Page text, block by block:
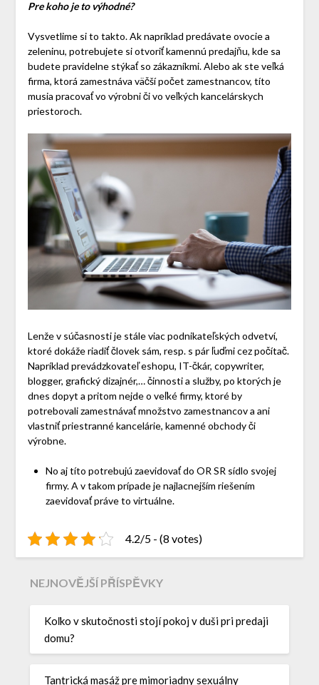
Pre koho je to výhodné?
Vysvetlime si to takto. Ak napríklad predávate ovocie a
zeleninu, potrebujete si otvoriť kamennú predajňu, kde sa
budete pravidelne stýkať so zákazníkmi. Alebo ak ste veľká
firma, ktorá zamestnáva väčší počet zamestnancov, títo
musia pracovať vo výrobni či vo veľkých kancelárskych
priestoroch.
Lenže v súčasnosti je stále viac podnikateľských odvetví,
ktoré dokáže riadiť človek sám, resp. s pár ľuďmi cez počítač.
Napríklad prevádzkovateľ eshopu, IT-čkár, copywriter,
blogger, grafický dizajnér,… činnosti a služby, po ktorých je
dnes dopyt a pritom nejde o veľké firmy, ktoré by
potrebovali zamestnávať množstvo zamestnancov a ani
vlastniť priestranné kancelárie, kamenné obchody či
výrobne.
No aj títo potrebujú zaevidovať do OR SR sídlo svojej
firmy. A v takom prípade je najlacnejším riešením
zaevidovať práve to virtuálne.
4.2/5 - (8 votes)
NEJNOVĚJŠÍ PŘÍSPĚVKY
Koľko v skutočnosti stojí pokoj v duši pri predaji
domu?
Tantrická masáž pre mimoriadny sexuálny